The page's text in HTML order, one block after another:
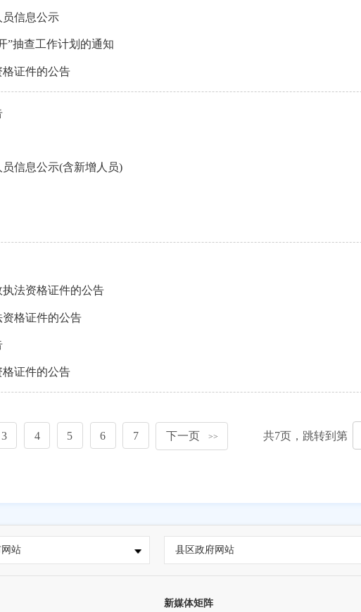
员信息公示
”抽查工作计划的通知
证件的公告
员信息公示(含新增人员)
法资格证件的公告
格证件的公告
证件的公告
3 4 5 6 7 下一页 >> 共7页，跳转到第
网站 县区政府网站
新媒体矩阵